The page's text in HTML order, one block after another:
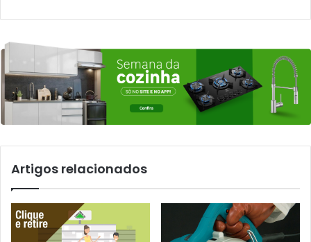
Artigos relacionados